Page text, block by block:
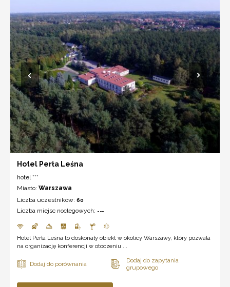
Hotel Perła Leśna
hotel ***
Miasto: Warszawa
Liczba uczestników: 60
Liczba miejsc noclegowych: ---
Hotel Perła Leśna to doskonały obiekt w okolicy Warszawy, który pozwala
na organizację konferencji w otoczeniu ...